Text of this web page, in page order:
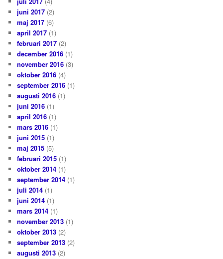
juni 2017 (2)
maj 2017 (6)
april 2017 (1)
februari 2017 (2)
december 2016 (1)
november 2016 (3)
oktober 2016 (4)
september 2016 (1)
augusti 2016 (1)
juni 2016 (1)
april 2016 (1)
mars 2016 (1)
juni 2015 (1)
maj 2015 (5)
februari 2015 (1)
oktober 2014 (1)
september 2014 (1)
juli 2014 (1)
juni 2014 (1)
mars 2014 (1)
november 2013 (1)
oktober 2013 (2)
september 2013 (2)
augusti 2013 (2)